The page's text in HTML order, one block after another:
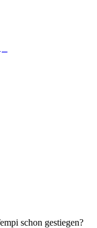
schon gestiegen?